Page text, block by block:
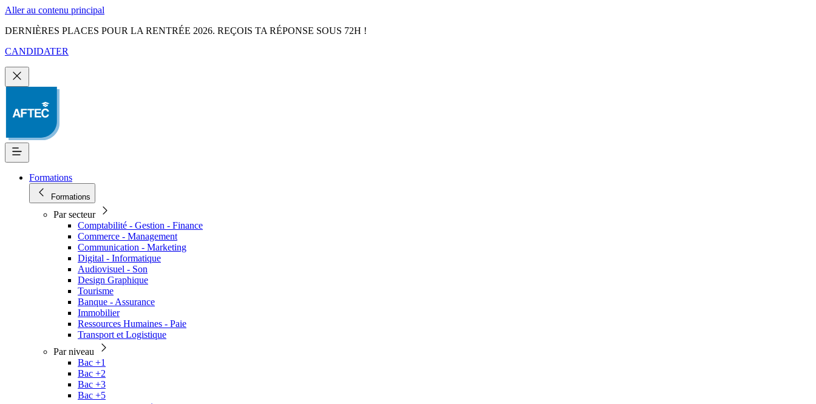
Aller au contenu principal
DERNIÈRES PLACES POUR LA RENTRÉE 2026. REÇOIS TA RÉPONSE SOUS 72H !
CANDIDATER
Formations
Formations
Par secteur
Comptabilité - Gestion - Finance
Commerce - Management
Communication - Marketing
Digital - Informatique
Audiovisuel - Son
Design Graphique
Tourisme
Banque - Assurance
Immobilier
Ressources Humaines - Paie
Transport et Logistique
Par niveau
Bac +1
Bac +2
Bac +3
Bac +5